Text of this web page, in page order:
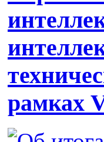
рамках